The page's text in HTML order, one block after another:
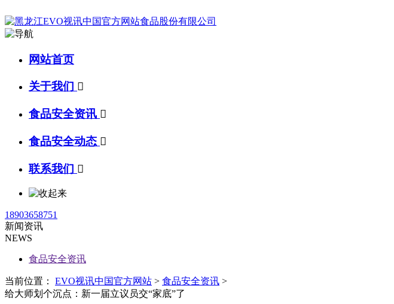
网站首页
关于我们 
食品安全资讯 
食品安全动态 
联系我们 
18903658751
新闻资讯
NEWS
食品安全资讯
当前位置： EVO视讯中国官方网站 > 食品安全资讯 >
给大师划个沉点：新一届立议员交“家底”了